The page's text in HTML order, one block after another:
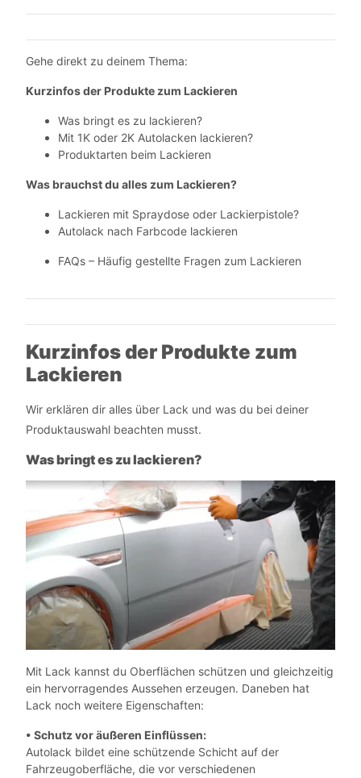
Gehe direkt zu deinem Thema:
Kurzinfos der Produkte zum Lackieren
Was bringt es zu lackieren?
Mit 1K oder 2K Autolacken lackieren?
Produktarten beim Lackieren
Was brauchst du alles zum Lackieren?
Lackieren mit Spraydose oder Lackierpistole?
Autolack nach Farbcode lackieren
FAQs – Häufig gestellte Fragen zum Lackieren
Kurzinfos der Produkte zum
Lackieren
Wir erklären dir alles über Lack und was du bei deiner
Produktauswahl beachten musst.
Was bringt es zu lackieren?
Mit Lack kannst du Oberflächen schützen und gleichzeitig
ein hervorragendes Aussehen erzeugen. Daneben hat
Lack noch weitere Eigenschaften:
• Schutz vor äußeren Einflüssen:
Autolack bildet eine schützende Schicht auf der
Fahrzeugoberfläche, die vor verschiedenen